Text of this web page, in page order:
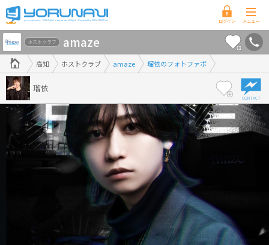
高
知
県
版
高知 ホストクラブ amaze 瑠依のフォトファボ
ホストクラブ amaze
瑠依